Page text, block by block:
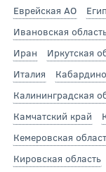
Еврейская АО
Ивановская
Иран
Иркутская
Италия
Калининградская
Камчатский край
Кемеровская
Кировская область